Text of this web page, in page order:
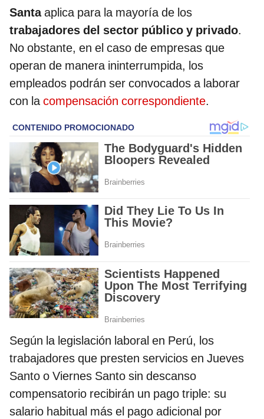
Santaaplica para la mayoría de los
trabajadores del sector público y privado.
No obstante, en el caso de empresas que
operan de manera ininterrumpida, los
empleados podrán ser convocados a laborar
con la compensación correspondiente.
Según la legislación laboral en Perú, los
trabajadores que presten servicios en Jueves
Santo o Viernes Santo sin descanso
compensatorio recibirán un pago triple: su
salario habitual más el pago adicional por